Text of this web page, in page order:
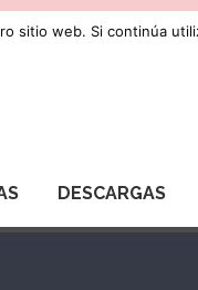
DESCARGAS
sitio web. Si continúa